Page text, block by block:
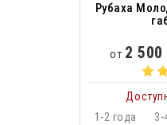
Рубаха
от 2 500
1-2 года
3-